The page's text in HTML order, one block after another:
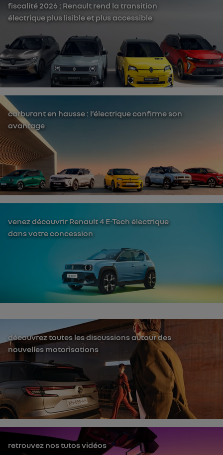
fiscalité 2026 : Renault rend la transition
électrique plus lisible et plus accessible
carburant en hausse : l’électrique confirme son
avantage
venez découvrir Renault 4 E-Tech électrique
dans votre concession
découvrez toutes les discussions autour des
nouvelles motorisations
retrouvez nos tutos vidéos